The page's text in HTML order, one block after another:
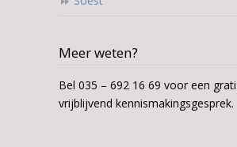
Meer weten?
Bel 035 – 692 16 69 voor een
vrijblijvend kennismakingsgesprek.